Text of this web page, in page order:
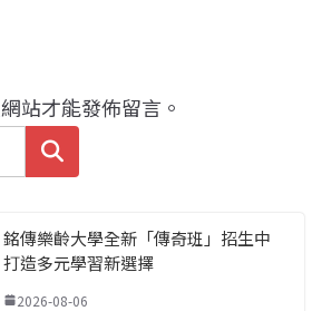
網站才能發佈留言。
搜尋
銘傳樂齡大學全新「傳奇班」招生中
打造多元學習新選擇
2026-08-06